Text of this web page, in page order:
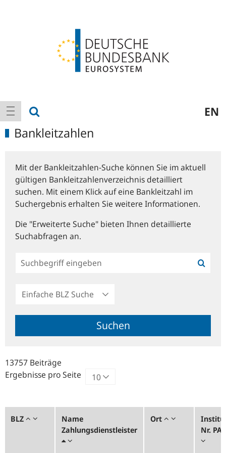
Hauptnavigation
Navigation anzeigen EN
Bankleitzahlen
Mit der Bankleitzahlen-Suche können Sie im aktuell
gültigen Bankleitzahlenverzeichnis detailliert
suchen. Mit einem Klick auf eine Bankleitzahl im
Suchergebnis erhalten Sie weitere Informationen.
Die "Erweiterte Suche" bieten Ihnen detaillierte
Suchabfragen an.
Einfache
Suche
Suchen
13757 Beiträge
Ergebnisse pro Seite
BLZ
Name
Zahlungsdienstleister
Ort
Nr.